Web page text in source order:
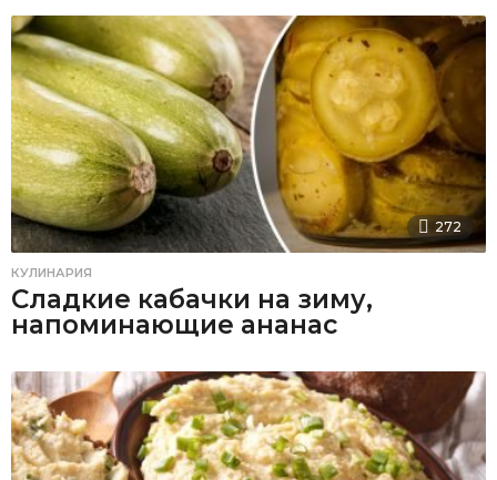
272
КУЛИНАРИЯ
Сладкие кабачки на зиму,
напоминающие ананас